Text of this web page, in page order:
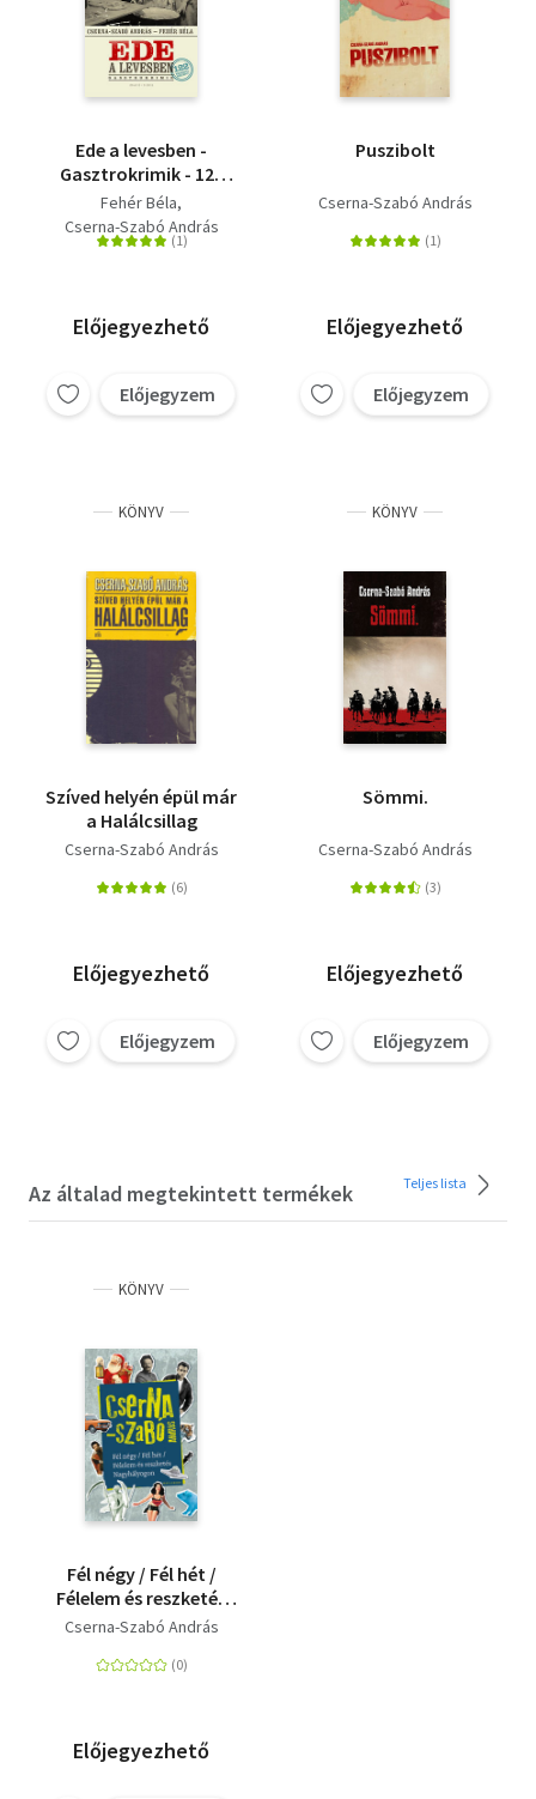
Ede a levesben -
Gasztrokrimik - 122
eredeti recept
Fehér Béla
Cserna-Szabó András
Előjegyezhető
Előjegyzem
Puszibolt
Cserna-Szabó András
Előjegyezhető
Előjegyzem
KÖNYV
Szíved helyén épül már
a Halálcsillag
Cserna-Szabó András
Előjegyezhető
Előjegyzem
KÖNYV
Sömmi.
Cserna-Szabó András
Előjegyezhető
Előjegyzem
Az általad megtekintett termékek Teljes lista
KÖNYV
Fél négy / Fél hét /
Félelem és reszketés
Nagyhályogon
Cserna-Szabó András
Előjegyezhető